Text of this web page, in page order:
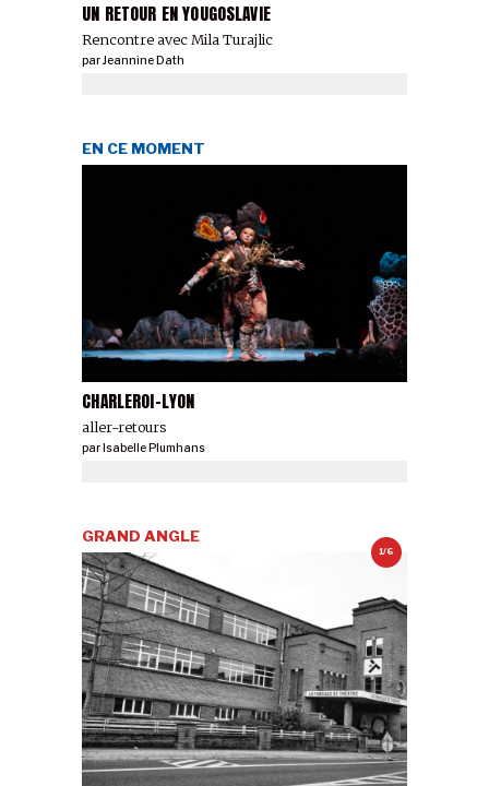
UN RETOUR EN YOUGOSLAVIE
Rencontre avec Mila Turajlic
parJeannine Dath
CHARLEROI-LYON
aller-retours
EN CE MOMENT
parIsabelle Plumhans
1/6
GRAND ANGLE